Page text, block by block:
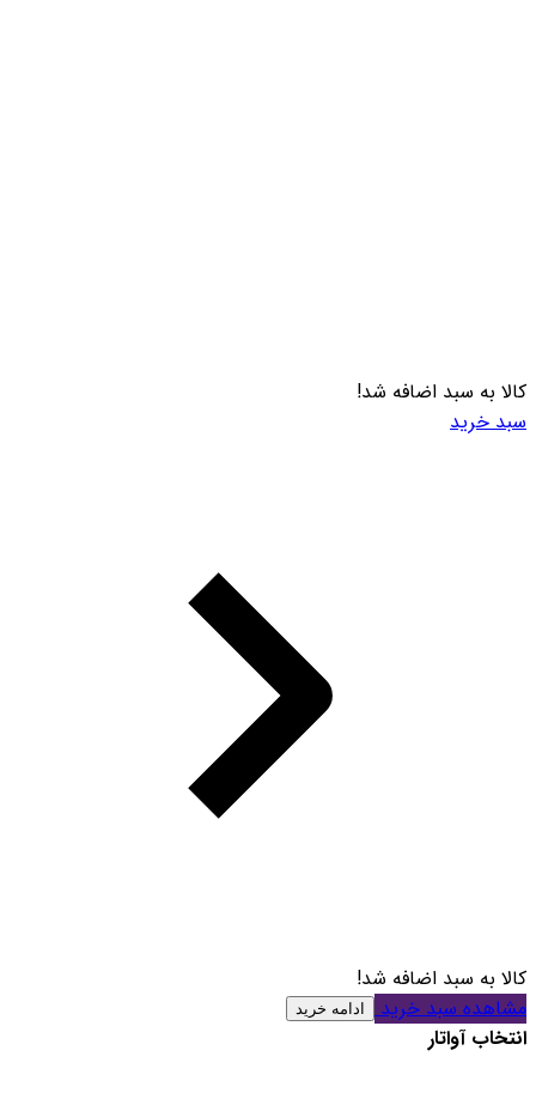
کالا به سبد اضافه شد!
سبد خرید
کالا به سبد اضافه شد!
مشاهده سبد خرید
ادامه خرید
انتخاب آواتار